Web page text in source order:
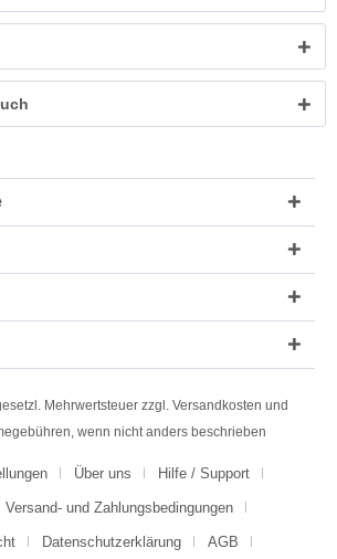
Mehrwertsteuer zzgl. Versandkosten und
wenn nicht anders beschrieben
Über uns Hilfe / Support
Versand- und Zahlungsbedingungen
Datenschutzerklärung AGB